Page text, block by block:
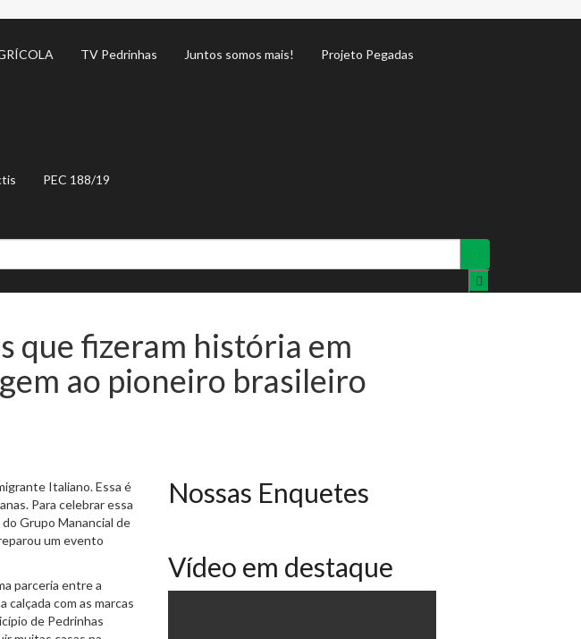
TV Pedrinhas Juntos somos mais! Projeto Pegadas
PEC 188/19
que fizeram história em
ao pioneiro brasileiro
Italiano. Essa é
Para celebrar essa
Grupo Manancial de
um evento
parceria entre a
com as marcas
de Pedrinhas
Nossas Enquetes
Vídeo em destaque